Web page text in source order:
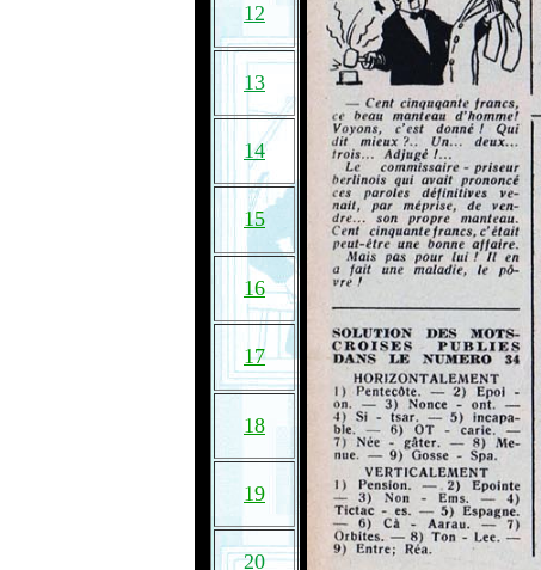
12
13
14
15
16
17
18
19
20